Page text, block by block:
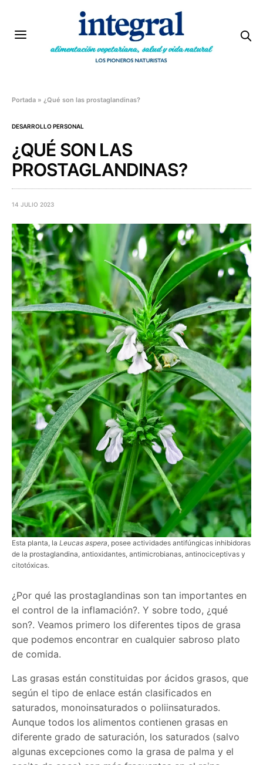
Portada »¿Qué son las prostaglandinas?
DESARROLLO PERSONAL
¿QUÉ SON LAS
PROSTAGLANDINAS?
14 JULIO 2023
Esta planta, laLeucas aspera , posee actividades antifúngicas inhibidoras
de la prostaglandina, antioxidantes, antimicrobianas, antinociceptivas y
citotóxicas.
¿Por qué las prostaglandinas son tan importantes en
el control de la inflamación?. Y sobre todo, ¿qué
son?. Veamos primero los diferentes tipos de grasa
que podemos encontrar en cualquier sabroso plato
de comida.
Las grasas están constituidas por ácidos grasos, que
según el tipo de enlace están clasificados en
saturados, monoinsaturados o poliinsaturados.
Aunque todos los alimentos contienen grasas en
diferente grado de saturación, los saturados (salvo
algunas excepciones como la grasa de palma y el